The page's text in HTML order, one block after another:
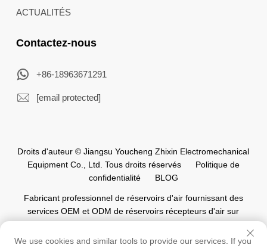
ACTUALITÉS
Contactez-nous
+86-18963671291
[email protected]
Droits d'auteur © Jiangsu Youcheng Zhixin Electromechanical
Equipment Co., Ltd. Tous droits réservés
Politique de
confidentialité
BLOG
Fabricant professionnel de réservoirs d'air fournissant des
services OEM et ODM de réservoirs récepteurs d'air sur
mesure pour l'industrie mondiale de l'automatisation.
We use cookies and similar tools to provide our services. If you